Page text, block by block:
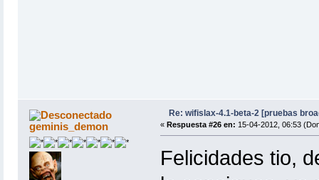
geminis_demon
Re: wifislax-4.1-beta-2 [pruebas
« Respuesta #26 en: 15-04-2012, 06:53
Felicidades tio,